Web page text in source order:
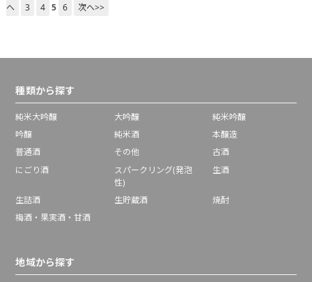
へ
3 4 5 6 次へ>>
種類から探す
純米大吟醸 大吟醸
純米吟醸
吟醸
純米酒
本醸造
普通酒
その他
古酒
にごり酒
スパークリング(発泡
性)
生酒
生詰酒 生貯蔵酒
焼酎
梅酒・果実酒・甘酒
地域から探す